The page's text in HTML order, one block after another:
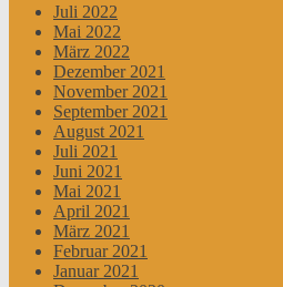
Juli 2022
Mai 2022
März 2022
Dezember 2021
November 2021
September 2021
August 2021
Juli 2021
Juni 2021
Mai 2021
April 2021
März 2021
Februar 2021
Januar 2021